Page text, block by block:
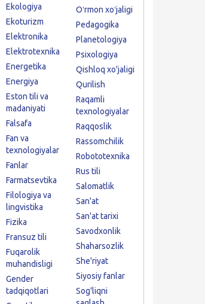
Ekologiya
Ekoturizm
Elektronika
Elektrotexnika
Energetika
Energiya
Eston tili va
madaniyati
Falsafa
Fan va
texnologiyalar
Fanlar
Farmatsevtika
Filologiya va
lingvistika
Fizika
Fransuz tili
Fuqarolik
muhandisligi
Gender
tadqiqotlari
Oʻrmon xoʻjaligi
Pedagogika
Planetologiya
Psixologiya
Qishloq xo'jaligi
Qurilish
Raqamli
texnologiyalar
Raqqoslik
Rassomchilik
Robototexnika
Rus tili
Salomatlik
San'at
San'at tarixi
Savodxonlik
Shaharsozlik
She'riyat
Siyosiy fanlar
Sog'liqni